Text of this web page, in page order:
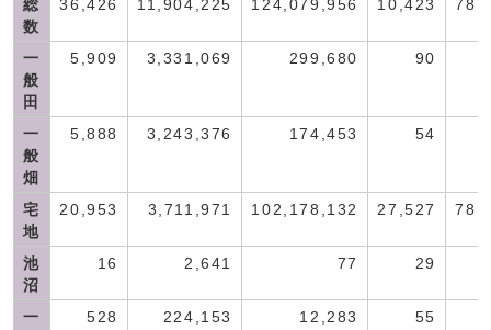
総
数
36,426 11,904,225 124,079,956 10,423
一
般
田
5,909 3,331,069 299,680 90
一
般
畑
5,888 3,243,376 174,453 54
宅
地
20,953 3,711,971 102,178,132 27,527
池
沼
16 2,641 77 29
一
528 224,153 12,283 55